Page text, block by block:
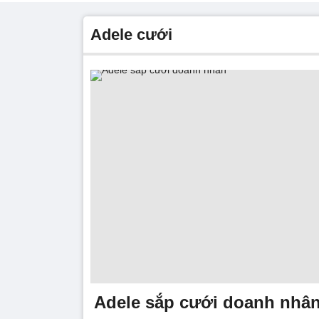
adele cưới
Adele sắp cưới doanh